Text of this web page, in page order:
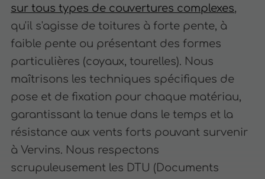
sur tous types de couvertures complexes,
qu'il s'agisse de toitures à forte pente, à
faible pente ou présentant des formes
particulières (coyaux, tourelles). Nous
maîtrisons les techniques spécifiques de
pose et de fixation pour chaque matériau,
garantissant la tenue dans le temps et la
résistance aux vents forts pouvant survenir
à Vervins. Nous respectons
scrupuleusement les DTU (Documents